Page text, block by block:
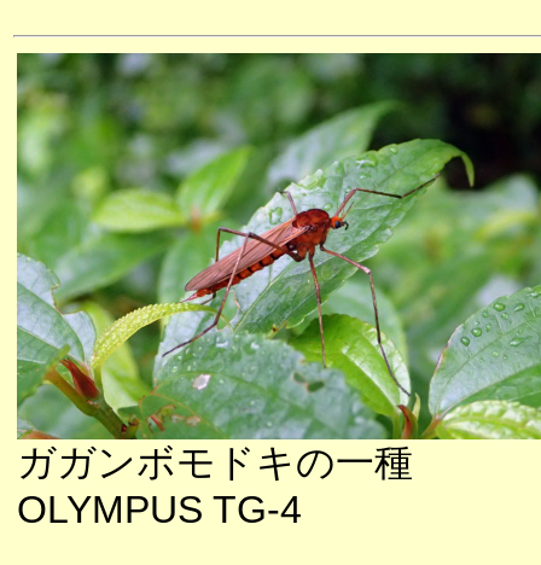
ガガンボモドキの一種
OLYMPUS TG-4